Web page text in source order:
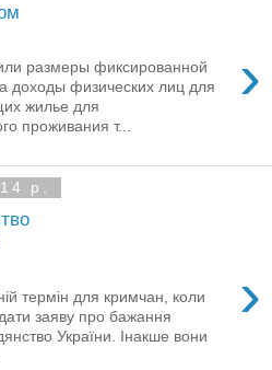
›
размеры фиксированной
доходы физических лиц для
жилье для
проживания т...
р.
›
термін для кримчан, коли
заяву про бажання
України. Інакше вони